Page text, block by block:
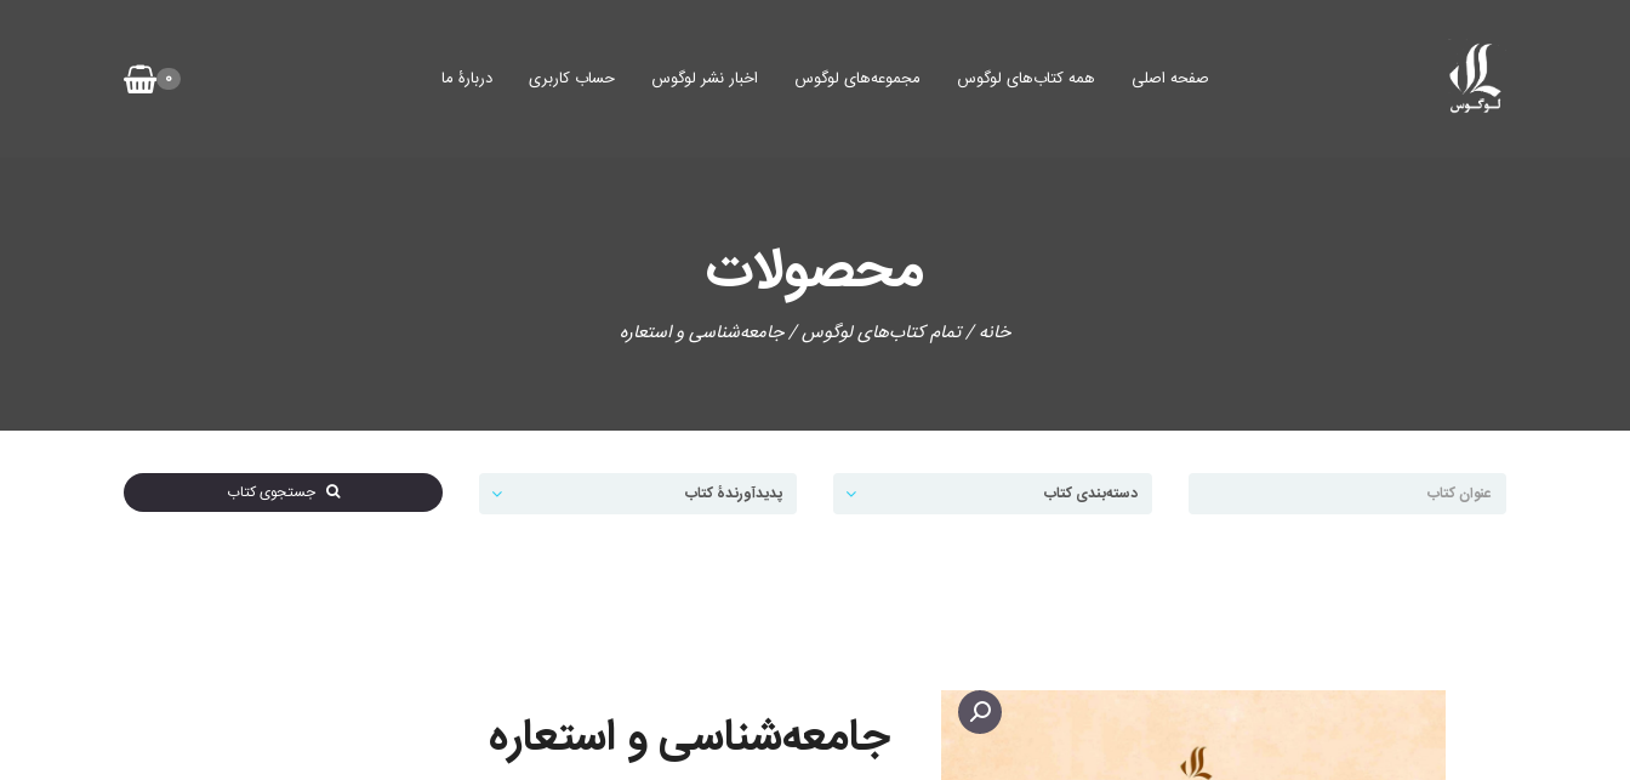
0 صفحه اصلی همه کتاب‌های لوگوس مجموعه‌های لوگوس اخبار نشر لوگوس حساب کاربری دربارۀ ما
محصولات
خانه/تمام کتاب‌های لوگوس/ جامعه‌شناسی و استعاره
جستجوی کتاب
جامعه‌شناسی و استعاره